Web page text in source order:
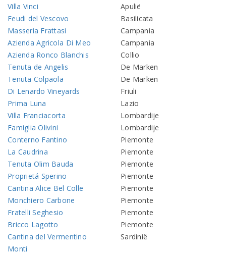
Villa Vinci
Apulië
Feudi del Vescovo
Basilicata
Masseria Frattasi
Campania
Azienda Agricola Di Meo
Campania
Azienda Ronco Blanchis
Collio
Tenuta de Angelis
De Marken
Tenuta Colpaola
De Marken
Di Lenardo Vineyards
Friuli
Prima Luna
Lazio
Villa Franciacorta
Lombardije
Famiglia Olivini
Lombardije
Conterno Fantino
Piemonte
La Caudrina
Piemonte
Tenuta Olim Bauda
Piemonte
Proprietá Sperino
Piemonte
Cantina Alice Bel Colle
Piemonte
Monchiero Carbone
Piemonte
Fratelli Seghesio
Piemonte
Bricco Lagotto
Piemonte
Cantina del Vermentino
Monti
Sardinië